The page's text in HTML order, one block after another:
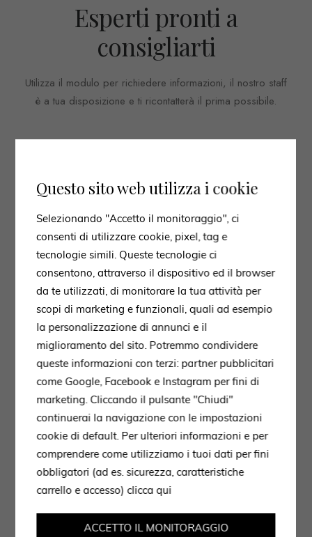
Esperti pronti a
consigliarti
Utilizza il modulo per richiedere informazioni, il nostro staff
è a tua disposizione e ti ricontatterà il prima possibile.
Autorizzo il trattamento dei dati secondo
l'informativa privacy policy.
Questo sito web utilizza i cookie
Selezionando "Accetto il monitoraggio", ci
consenti di utilizzare cookie, pixel, tag e
tecnologie simili. Queste tecnologie ci
consentono, attraverso il dispositivo ed il browser
da te utilizzati, di monitorare la tua attività per
scopi di marketing e funzionali, quali ad esempio
la personalizzazione di annunci e il
miglioramento del sito. Potremmo condividere
queste informazioni con terzi: partner pubblicitari
come Google, Facebook e Instagram per fini di
marketing. Cliccando il pulsante "Chiudi"
continuerai la navigazione con le impostazioni
cookie di default. Per ulteriori informazioni e per
comprendere come utilizziamo i tuoi dati per fini
obbligatori (ad es. sicurezza, caratteristiche
carrello e accesso)clicca qui
ACCETTO IL MONITORAGGIO